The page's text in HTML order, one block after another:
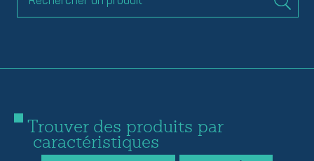
Trouver des produits par
caractéristiques